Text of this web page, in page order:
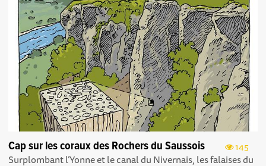
145
Cap sur les coraux des Rochers du Saussois
Surplombant l’Yonne et le canal du Nivernais, les falaises du